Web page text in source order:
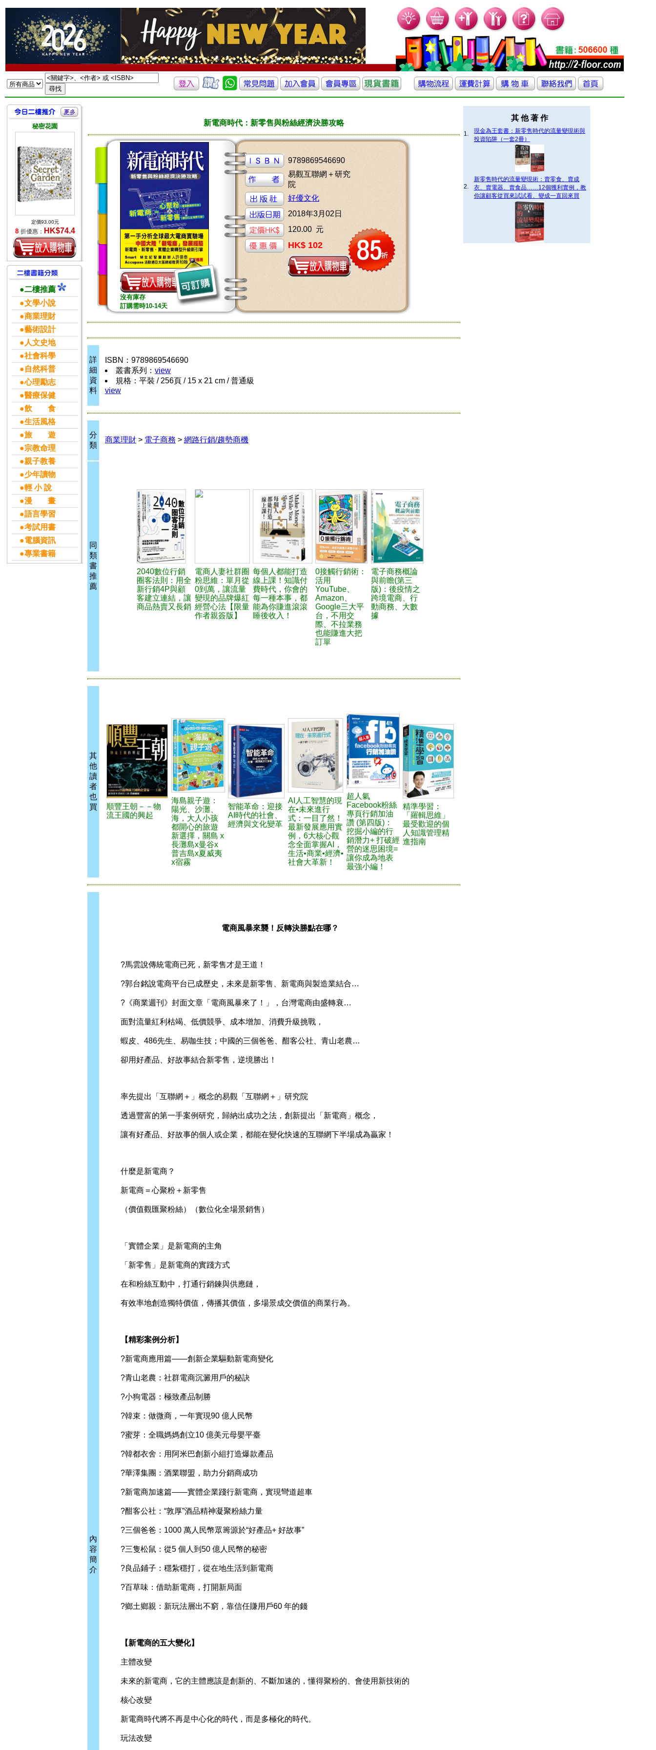
秘密花園
定價93.00元
8 折優惠： HK$74.4
●二樓推薦
●文學小說
●商業理財
●藝術設計
●人文史地
●社會科學
●自然科普
●心理勵志
●醫療保健
●飲 食
●生活風格
●旅 遊
●宗教命理
●親子教養
●少年讀物
●輕 小 說
●漫 畫
●語言學習
●考試用書
●電腦資訊
●專業書籍
新電商時代：新零售與粉絲經濟決勝攻略
沒有庫存
訂購需時10-14天
9789869546690
易觀互聯網＋研究
院
好優文化
2018年3月02日
120.00 元
HK$ 102
詳
細
資
料
ISBN：9789869546690
叢書系列： view
規格：平裝 / 256頁 / 15 x 21 cm / 普通級
view
分
類
商業理財 > 電子商務 > 網路行銷/趨勢商機
同
類
書
推
薦
2040數位行銷
圈客法則：用全
新行銷4P與顧
客建立連結，讓
商品熱賣又長銷
電商人妻社群圈
粉思維：單月從
0到萬，讓流量
變現的品牌爆紅
經營心法【限量
作者親簽版】
每個人都能打造
線上課！知識付
費時代，你會的
每一種本事，都
能為你賺進滾滾
睡後收入！
0接觸行銷術：
活用
YouTube、
Amazon、
Google三大平
台，不用交
際、不拉業務
也能賺進大把
訂單
電子商務概論
與前瞻(第三
版)：後疫情之
跨境電商、行
動商務、大數
據
其
他
讀
者
也
買
順豐王朝－－物
流王國的興起
海島親子遊：
陽光、沙灘、
海，大人小孩
都開心的旅遊
新選擇，關島 x
長灘島x曼谷x
普吉島x夏威夷
x宿霧
智能革命：迎接
AI時代的社會、
經濟與文化變革
AI人工智慧的現
在•未來進行
式：一目了然！
最新發展應用實
例，6大核心觀
念全面掌握AI，
生活•商業•經濟•
社會大革新！
超人氣
Facebook粉絲
專頁行銷加油
讚 (第四版)：
挖掘小編的行
銷潛力+ 打破經
營的迷思困境=
讓你成為地表
最強小編！
精準學習：
「羅輯思維」
最受歡迎的個
人知識管理精
進指南
內
容
簡
介
電商風暴來襲！反轉決勝點在哪？
?馬雲說傳統電商已死，新零售才是王道！
?郭台銘說電商平台已成歷史，未來是新零售、新電商與製造業結合…
?《商業週刊》封面文章「電商風暴來了！」，台灣電商由盛轉衰…
面對流量紅利枯竭、低價競爭、成本增加、消費升級挑戰，
蝦皮、486先生、易咖生技；中國的三個爸爸、酣客公社、青山老農…
卻用好產品、好故事結合新零售，逆境勝出！
率先提出「互聯網＋」概念的易觀「互聯網＋」研究院
透過豐富的第一手案例研究，歸納出成功之法，創新提出「新電商」概念，
讓有好產品、好故事的個人或企業，都能在變化快速的互聯網下半場成為贏家！
什麼是新電商？
新電商＝心聚粉＋新零售
（價值觀匯聚粉絲）（數位化全場景銷售）
「實體企業」是新電商的主角
「新零售」是新電商的實踐方式
在和粉絲互動中，打通行銷鍊與供應鏈，
有效率地創造獨特價值，傳播其價值，多場景成交價值的商業行為。
【精彩案例分析】
?新電商應用篇——創新企業驅動新電商變化
?青山老農：社群電商沉澱用戶的秘訣
?小狗電器：極致產品制勝
?韓束：做微商，一年實現90 億人民幣
?蜜芽：全職媽媽創立10 億美元母嬰平臺
?韓都衣舍：用阿米巴創新小組打造爆款產品
?華澤集團：酒業聯盟，助力分銷商成功
?新電商加速篇——實體企業踐行新電商，實現彎道超車
?酣客公社：“敦厚”酒品精神凝聚粉絲力量
?三個爸爸：1000 萬人民幣眾籌源於“好產品+ 好故事”
?三隻松鼠：從5 個人到50 億人民幣的秘密
?良品鋪子：穩紮穩打，從在地生活到新電商
?百草味：借助新電商，打開新局面
?鄉土鄉親：新玩法層出不窮，靠信任賺用戶60 年的錢
【新電商的五大變化】
主體改變
未來的新電商，它的主體應該是創新的、不斷加速的，懂得聚粉的、會使用新技術的
核心改變
新電商時代將不再是中心化的時代，而是多極化的時代。
玩法改變
其 他 著 作
1.
現金為王套書：新零售時代的流量變現術與
投資陷阱（一套2冊）
2.
新零售時代的流量變現術：賣零食、賣成
衣、賣電器、賣食品……12個獲利實例，教
你讓顧客從買來試試看、變成一直回來買